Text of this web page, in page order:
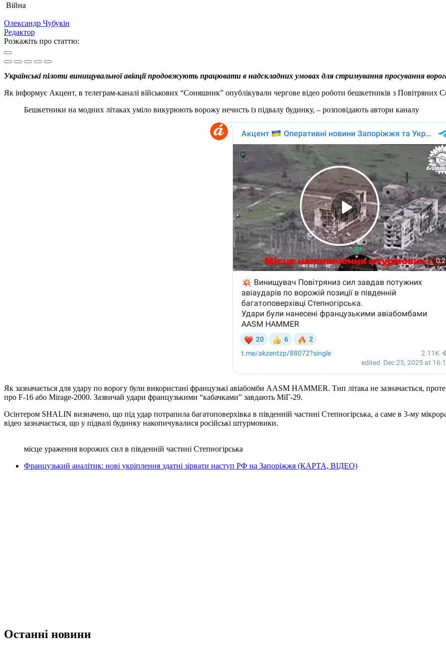
Війна
Олександр Чубукін
Редактор
Розкажіть про статтю:
Українські пілоти винищувальної авіації продовжують працювати в надскладних умовах для стримування просування
Як інформує Акцент, в телеграм-каналі військових “Соняшник” опублікували чергове відео роботи бешкетників з Повітряних
Бешкетники на модних літаках уміло викурюють ворожу нечисть із підвалу будинку, – розповідають автори каналу
Як зазначається для удару по ворогу були використані французькі авіабомби AASM HAMMER. Тип літака не зазначається,
про F-16 або Mirage-2000. Зазвичай удари французькими “кабачками” завдають МіГ-29.
Осінтером SHALIN визначено, що під удар потрапила багатоповерхівка в південній частині Степногірська, а саме в 3-му
відео зазначається, що у підвалі будинку накопичувалися російські штурмовики.
місце ураження ворожих сил в південній частині Степногірська
Французький аналітик: нові укріплення здатні зірвати наступ РФ на Запоріжжя (КАРТА, ВІДЕО)
Останні новини